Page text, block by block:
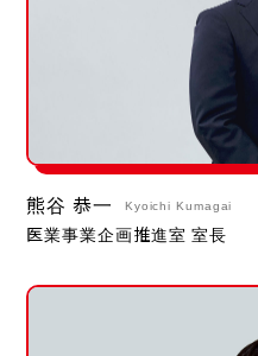
熊谷 恭一 Kyoichi Kumagai
医業事業企画推進室 室長